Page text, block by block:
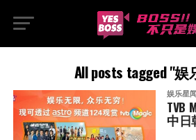
All posts tagged "
娱乐星闻
TVB
中日